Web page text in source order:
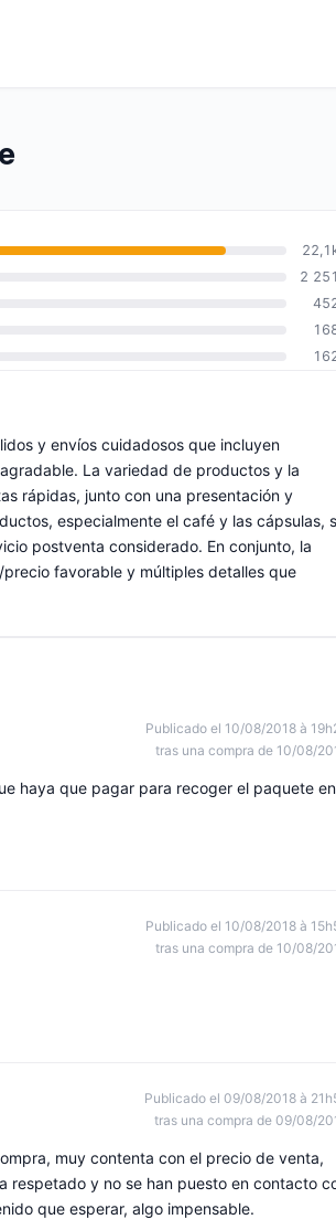
2 251
y envíos cuidadosos que incluyen
La variedad de productos y la
rápidas, junto con una presentación y
especialmente el café y las cápsulas,
postventa considerado. En conjunto, la
favorable y múltiples detalles que
Publicado el 10/08/2018 à
tras una compra de 10/08/
haya que pagar para recoger el paquete en
Publicado el 10/08/2018 à
tras una compra de 10/08/
Publicado el 09/08/2018 à
tras una compra de 09/08/
muy contenta con el precio de venta,
respetado y no se han puesto en contacto
que esperar, algo impensable.